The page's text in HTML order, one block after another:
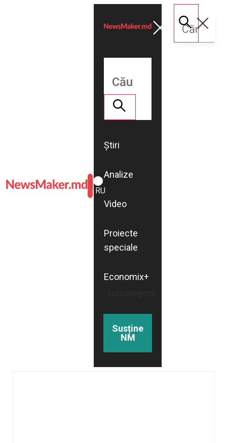
ROMÂNĂ
RU
Știri
Analize
Video
Proiecte
speciale
Economix+
Susține
NM